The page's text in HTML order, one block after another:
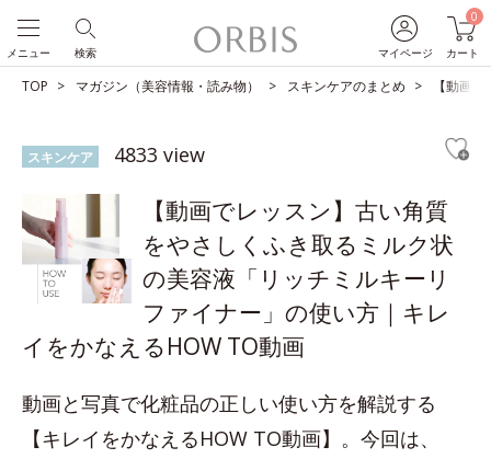
マイページ
0
カート
検索
メニュー
TOP マガジン（美容情報・読み物） スキンケアのまとめ 【動画
スキンケア 4833 view
【動画でレッスン】古い角質
をやさしくふき取るミルク状
の美容液「リッチミルキーリ
ファイナー」の使い方｜キレ
イをかなえるHOW TO動画
動画と写真で化粧品の正しい使い方を解説する
【キレイをかなえるHOW TO動画】。今回は、